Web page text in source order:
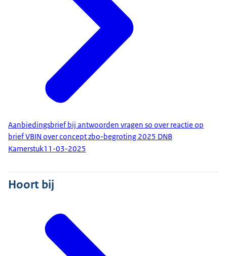
Aanbiedingsbrief bij antwoorden vragen so over reactie op
brief VBIN over concept zbo-begroting 2025 DNB
Kamerstuk11-03-2025
Hoort bij